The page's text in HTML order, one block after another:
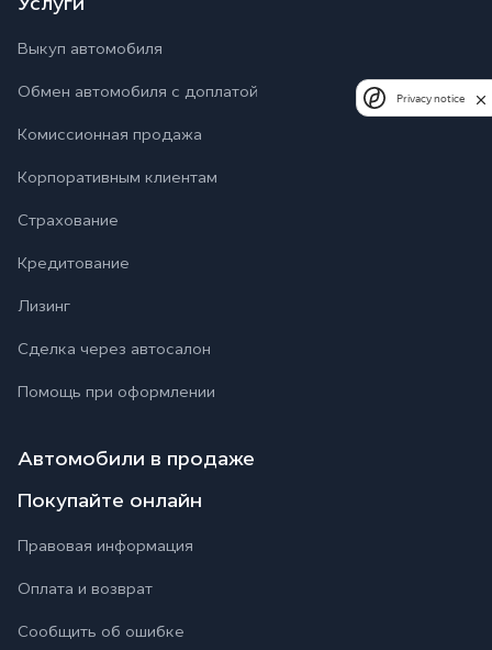
Автомобили в продаже
Покупайте онлайн
Правовая информация
Оплата и возврат
Сообщить об ошибке
Выкуп автомобиля
Обмен автомобиля с доплатой
Комиссионная продажа
Корпоративным клиентам
Страхование
Кредитование
Лизинг
Сделка через автосалон
Помощь при оформлении
Privacy notice